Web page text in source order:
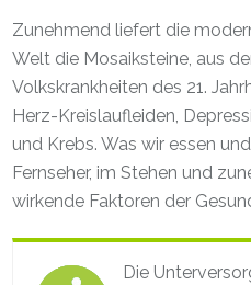
Zunehmend liefert die
Welt die Mosaiksteine, aus
Volkskrankheiten des 21.
Herz-Kreislaufleiden,
und Krebs. Was wir essen
Fernseher, im Stehen und
wirkende Faktoren der
Die